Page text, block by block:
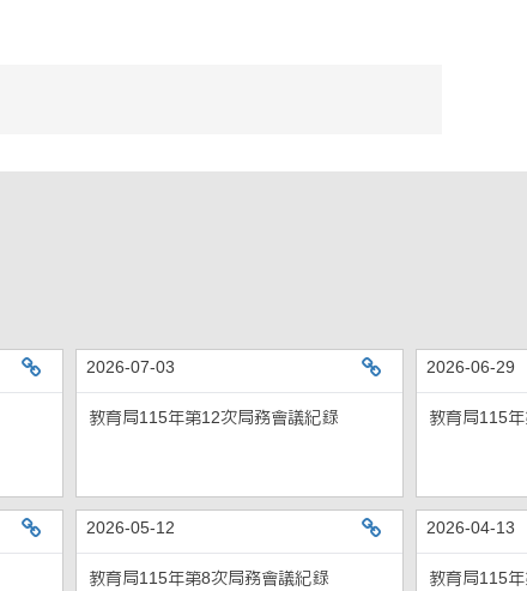
教育局115年第13次局務會議紀錄
2026-07-03 教育局115年第12次局務會議
教育局115年第12次局務會議紀錄
2026-06-29
教育局115
教育局115年第9次局務會議紀錄
2026-05-12 教育局115年第8次局務會議紀
教育局115年第8次局務會議紀錄
2026-04-13
教育局115